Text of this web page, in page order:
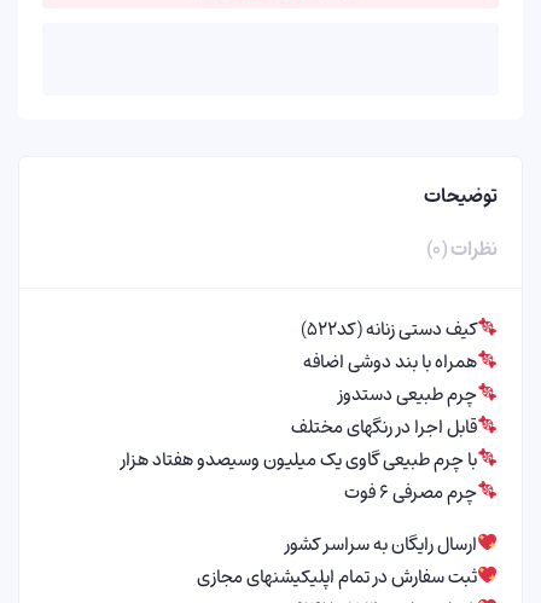
توضیحات
نظرات (۰)
کیف دستی زنانه (کد۵۲۲)
همراه با بند دوشی اضافه
چرم طبیعی دستدوز
قابل اجرا در رنگهای مختلف
با چرم طبیعی گاوی یک میلیون وسیصدو هفتاد هزار
چرم مصرفی ۶ فوت
ارسال رایگان به سراسر کشور
ثبت سفارش در تمام اپلیکیشنهای مجازی